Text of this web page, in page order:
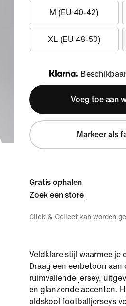
M (EU 40-42)
XL (EU 48-50)
Klarna
Voeg toe aan
Markeer als
Gratis ophalen
Zoek een store
Click & Collect kan worden
Veldklare stijl waarmee je
Draag een eerbetoon aan
ruimvallende jersey,
en glanzende accenten.
oldskool footballjerseys